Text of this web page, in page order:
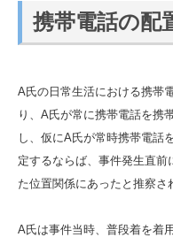
携帯電話の配
A氏の日常生活における携帯
り、A氏が常に携帯電話を携
し、仮にA氏が常時携帯電話
定するならば、事件発生直
た位置関係にあったと推察さ
A氏は事件当時、普段着を着